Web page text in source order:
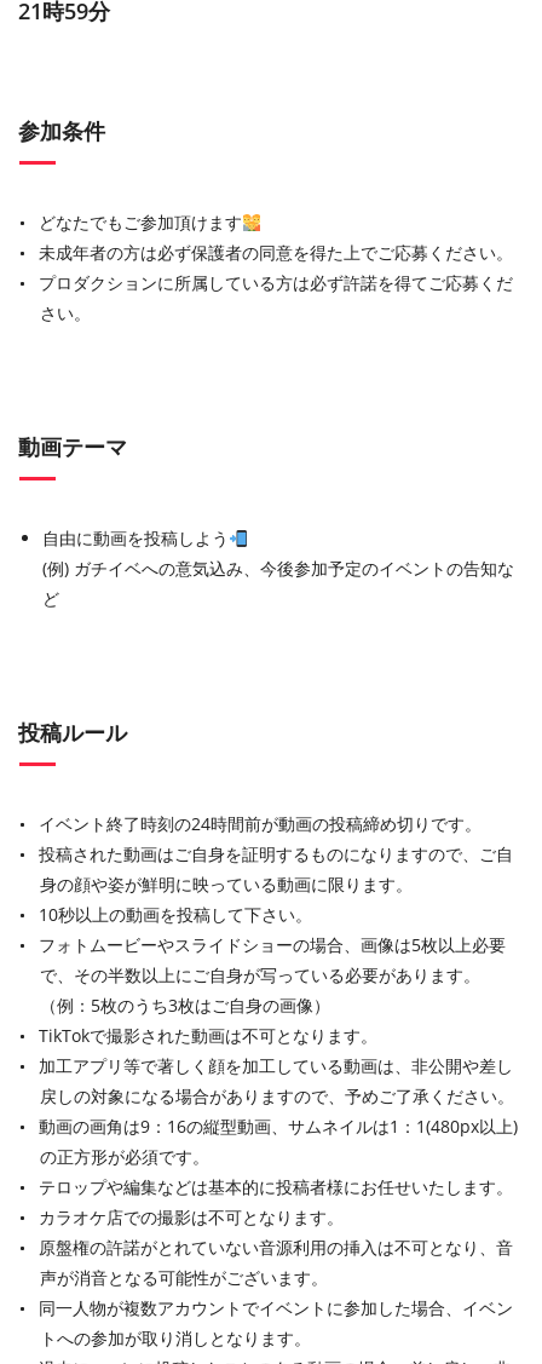
21時59分
参加条件
どなたでもご参加頂けます
未成年者の方は必ず保護者の同意を得た上でご応募ください。
プロダクションに所属している方は必ず許諾を得てご応募くだ
さい。
動画テーマ
自由に動画を投稿しよう
(例) ガチイベへの意気込み、今後参加予定のイベントの告知な
ど
投稿ルール
イベント終了時刻の24時間前が動画の投稿締め切りです。
投稿された動画はご自身を証明するものになりますので、ご自
身の顔や姿が鮮明に映っている動画に限ります。
10秒以上の動画を投稿して下さい。
フォトムービーやスライドショーの場合、画像は5枚以上必要
で、その半数以上にご自身が写っている必要があります。
（例：5枚のうち3枚はご自身の画像）
TikTokで撮影された動画は不可となります。
加工アプリ等で著しく顔を加工している動画は、非公開や差し
戻しの対象になる場合がありますので、予めご了承ください。
動画の画角は9：16の縦型動画、サムネイルは1：1(480px以上)
の正方形が必須です。
テロップや編集などは基本的に投稿者様にお任せいたします。
カラオケ店での撮影は不可となります。
原盤権の許諾がとれていない音源利用の挿入は不可となり、音
声が消音となる可能性がございます。
同一人物が複数アカウントでイベントに参加した場合、イベン
トへの参加が取り消しとなります。